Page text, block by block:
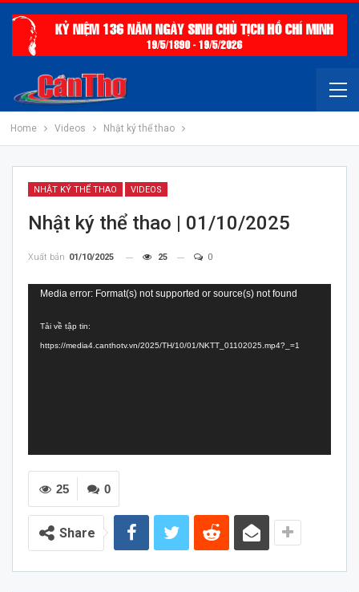
Home Videos Nhật ký thể thao
NHẬT KÝ THỂ THAO VIDEOS
Nhật ký thể thao | 01/10/2025
Xuất bản 01/10/2025 25 0
Trình
Video
Media error: Format(s) not supported or source(s) not found
Tải về tập tin:
https://media4.canthotv.vn/2025/TH/10/01/NKTT_01102025.mp4?_=1
0
25
Share